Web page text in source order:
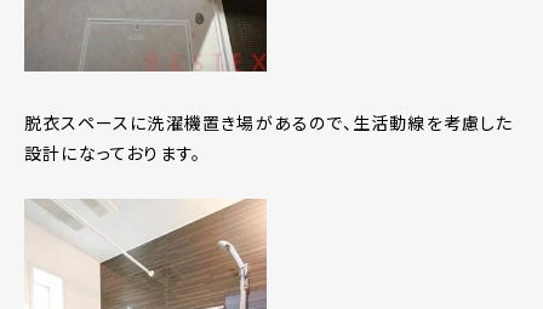
脱衣スペースに洗濯機置き場があるので、生活動線を考慮した
設計になっております。